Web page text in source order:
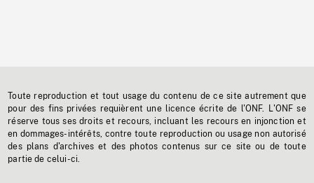
Toute reproduction et tout usage du contenu de ce site autrement que
pour des fins privées requièrent une licence écrite de l'ONF. L'ONF se
réserve tous ses droits et recours, incluant les recours en injonction et
en dommages-intérêts, contre toute reproduction ou usage non autorisé
des plans d'archives et des photos contenus sur ce site ou de toute
partie de celui-ci.